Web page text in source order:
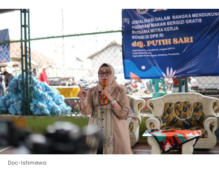
Doc-Istimewa